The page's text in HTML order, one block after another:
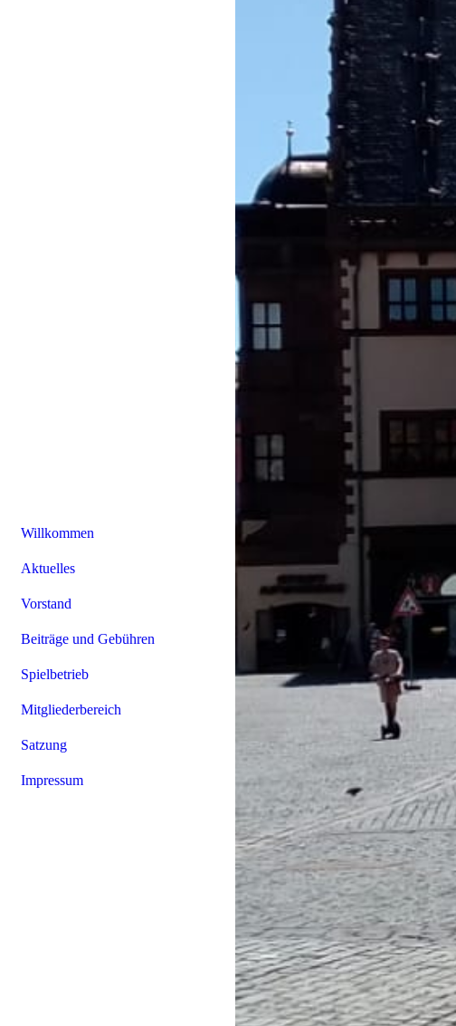
Willkommen
Aktuelles
Vorstand
Beiträge und Gebühren
Spielbetrieb
Mitgliederbereich
Satzung
Impressum